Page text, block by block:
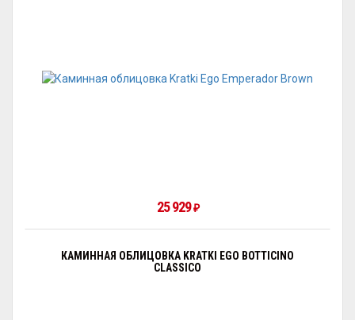
25 929₽
КАМИННАЯ ОБЛИЦОВКА KRATKI EGO BOTTICINO
CLASSICO